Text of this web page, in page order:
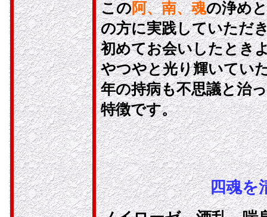
この阿、南、魂の浄め
の方に実践していただ
初めてお会いしたとき
やつやと光り輝いてい
年の持病も不思議と治
特徴です。
四魂を